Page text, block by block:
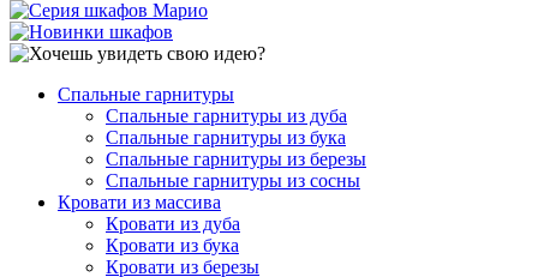
Спальные гарнитуры
Спальные гарнитуры из дуба
Спальные гарнитуры из бука
Спальные гарнитуры из березы
Спальные гарнитуры из сосны
Кровати из массива
Кровати из дуба
Кровати из бука
Кровати из березы